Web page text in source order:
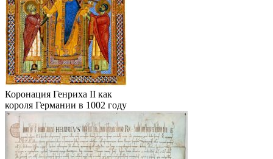
Коронация Генриха II как
короля Германии в 1002 году